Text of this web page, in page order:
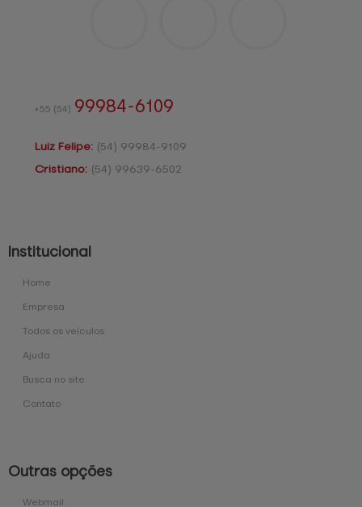
+55 (54) 99984-6109
Luiz Felipe: (54) 99984-9109
Cristiano: (54) 99639-6502
Institucional
Home
Empresa
Todos os veículos
Ajuda
Busca no site
Contato
Outras opções
Webmail